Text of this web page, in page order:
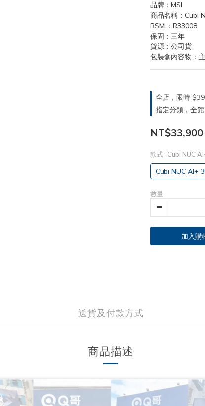
品牌：MSI
商品名稱：Cubi
BSMI：R33008
保固：三年
貨源：公司貨
包裝盒內容物：
全店，限時
指定分類，全
NT$33,900
款式 : Cubi NUC
Cubi NUC AI+
數量
加入購
送貨及付款方式
商品描述